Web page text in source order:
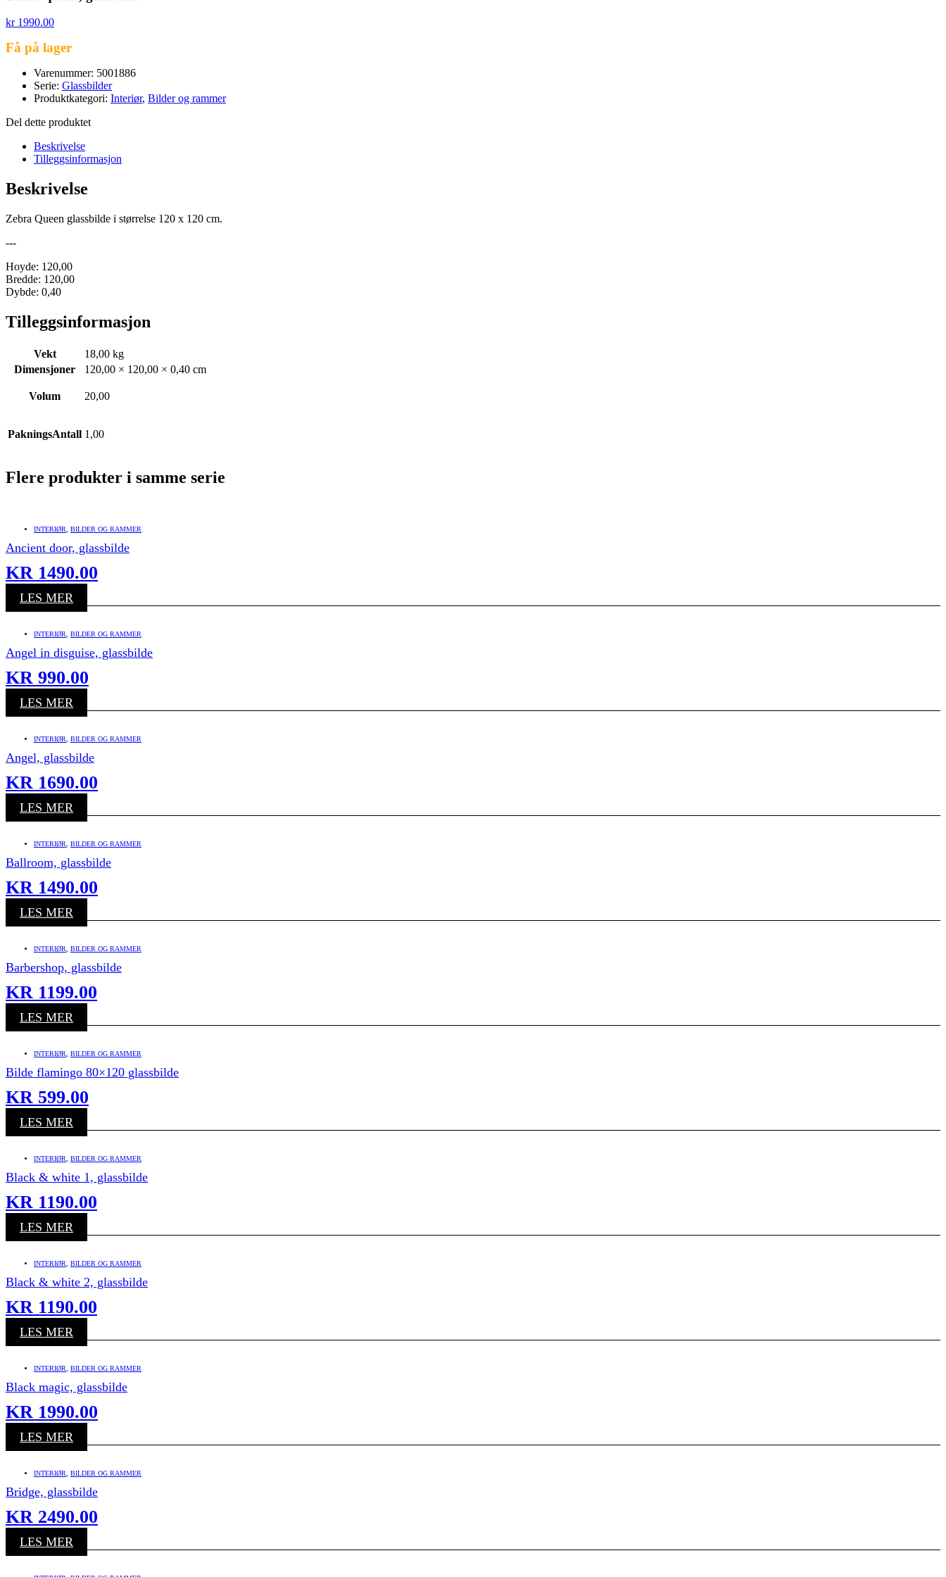
kr1990.00
Få på lager
Varenummer: 5001886
Serie: Glassbilder
Produktkategori: Interiør, Bilder og rammer
Del dette produktet
Beskrivelse
Tilleggsinformasjon
Beskrivelse
Zebra Queen glassbilde i størrelse 120 x 120 cm.
---
Hoyde: 120,00
Bredde: 120,00
Dybde: 0,40
Tilleggsinformasjon
Vekt
18,00 kg
Dimensjoner
120,00 × 120,00 × 0,40 cm
Volum 20,00
PakningsAntall 1,00
Flere produkter i samme serie
INTERIØR BILDER OG RAMMER
Ancient door, glassbilde
KR 1490.00
LES MER
INTERIØR BILDER OG RAMMER
Angel in disguise, glassbilde
KR 990.00
LES MER
INTERIØR BILDER OG RAMMER
Angel, glassbilde
KR 1690.00
LES MER
INTERIØR BILDER OG RAMMER
Ballroom, glassbilde
KR 1490.00
LES MER
INTERIØR BILDER OG RAMMER
Barbershop, glassbilde
KR 1199.00
LES MER
INTERIØR BILDER OG RAMMER
Bilde flamingo 80×120 glassbilde
KR 599.00
LES MER
INTERIØR BILDER OG RAMMER
Black & white 1, glassbilde
KR 1190.00
LES MER
INTERIØR BILDER OG RAMMER
Black & white 2, glassbilde
KR 1190.00
LES MER
INTERIØR BILDER OG RAMMER
Black magic, glassbilde
KR 1990.00
LES MER
INTERIØR BILDER OG RAMMER
Bridge, glassbilde
KR 2490.00
LES MER